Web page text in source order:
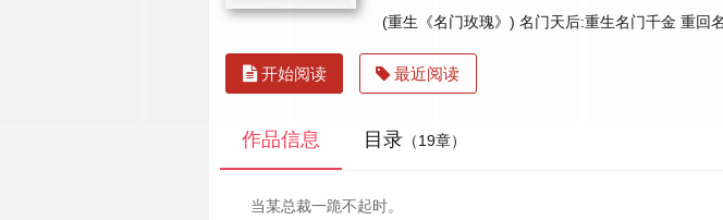
(重生《名门玫瑰》) 名门天后:重生名门千金 重回
开始阅读 最近阅读
作品信息 目录 （19章）
当某总裁一跪不起时。